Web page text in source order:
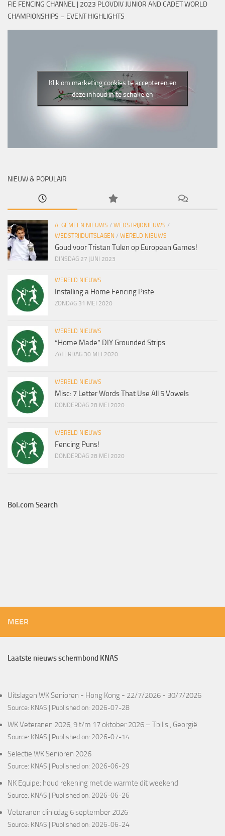
FIE FENCING CHANNEL | 2023 PLOVDIV JUNIOR AND CADET WORLD
CHAMPIONSHIPS – EVENT HIGHLIGHTS
Klik om marketing cookies te accepteren en
deze inhoud in te schakelen
NIEUW & POPULAIR
ALGEMEEN NIEUWS / WEDSTRIJDNIEUWS /
WEDSTRIJDUITSLAGEN / WERELD NIEUWS
Goud voor Tristan Tulen op European Games!
DINSDAG 27 JUNI 2023
WERELD NIEUWS
Installing a Home Fencing Piste
ZONDAG 31 MEI 2020
WERELD NIEUWS
“Home Made” DIY Grounded Strips
ZATERDAG 30 MEI 2020
WERELD NIEUWS
Misc: 7 Letter Words That Use All 5 Vowels
DONDERDAG 28 MEI 2020
WERELD NIEUWS
Fencing Puns!
DONDERDAG 28 MEI 2020
Bol.com Search
MEER
Laatste nieuws schermbond KNAS
Uitslagen WK Senioren - Hong Kong - 22/7/2026 - 30/7/2026
Source: KNAS Published on: 2026-07-28
WK Veteranen 2026, 9 t/m 17 oktober 2026 – Tbilisi, Georgië
Source: KNAS Published on: 2026-07-14
Selectie WK Senioren 2026
Source: KNAS Published on: 2026-06-29
NK Equipe: houd rekening met de warmte dit weekend
Source: KNAS Published on: 2026-06-26
Veteranen clinicdag 6 september 2026
Source: KNAS Published on: 2026-06-24